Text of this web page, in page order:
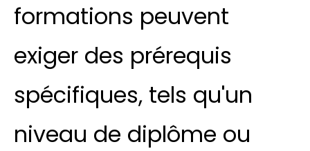
formations peuvent
exiger des prérequis
spécifiques, tels qu'un
niveau de diplôme ou